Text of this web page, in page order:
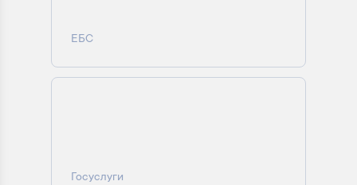
ЕБС
Госуслуги